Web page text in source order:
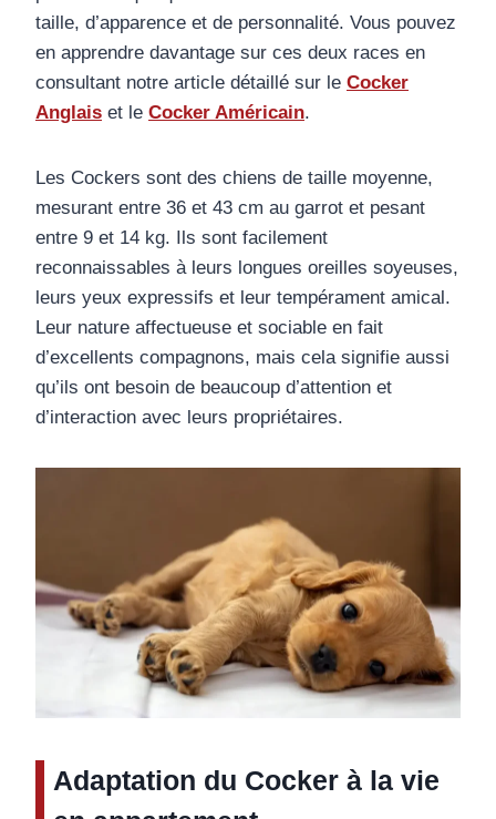
taille, d’apparence et de personnalité. Vous pouvez
en apprendre davantage sur ces deux races en
consultant notre article détaillé sur le Cocker
Anglais et le Cocker Américain.
Les Cockers sont des chiens de taille moyenne,
mesurant entre 36 et 43 cm au garrot et pesant
entre 9 et 14 kg. Ils sont facilement
reconnaissables à leurs longues oreilles soyeuses,
leurs yeux expressifs et leur tempérament amical.
Leur nature affectueuse et sociable en fait
d’excellents compagnons, mais cela signifie aussi
qu’ils ont besoin de beaucoup d’attention et
d’interaction avec leurs propriétaires.
Adaptation du Cocker à la vie